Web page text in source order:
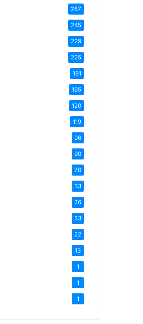
287
245
229
225
191
165
120
119
96
90
70
33
26
23
22
13
1
1
1